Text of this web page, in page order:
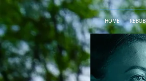
HOME REBOB